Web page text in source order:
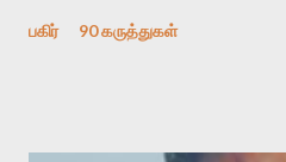
காலத்தில் ஜாலவித்தைக்காரர்கள்
பகிர் 90 கருத்துகள்